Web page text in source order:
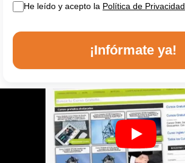
He leído y acepto la Política de Privacidad
¡Infórmate ya!